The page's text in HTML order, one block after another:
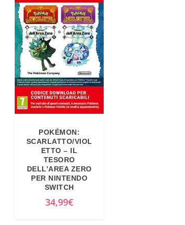
POKÉMON:
SCARLATTO/VIOL
ETTO – IL
TESORO
DELL’AREA ZERO
PER NINTENDO
SWITCH
34,99€